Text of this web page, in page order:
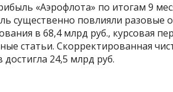
«Аэрофлота» по итогам 9
существенно повлияли разовые
в 68,4 млрд руб., курсовая
статьи. Скорректированная
24,5 млрд руб.